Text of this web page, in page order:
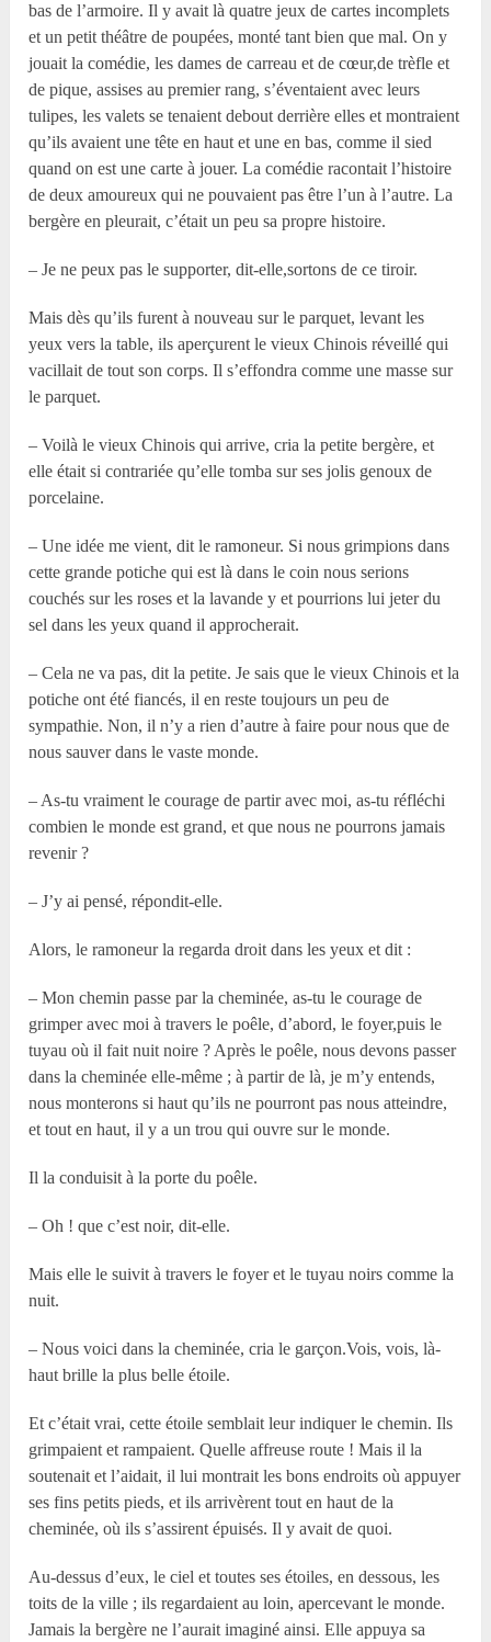
bas de l’armoire. Il y avait là quatre jeux de cartes incomplets
et un petit théâtre de poupées, monté tant bien que mal. On y
jouait la comédie, les dames de carreau et de cœur,de trèfle et
de pique, assises au premier rang, s’éventaient avec leurs
tulipes, les valets se tenaient debout derrière elles et montraient
qu’ils avaient une tête en haut et une en bas, comme il sied
quand on est une carte à jouer. La comédie racontait l’histoire
de deux amoureux qui ne pouvaient pas être l’un à l’autre. La
bergère en pleurait, c’était un peu sa propre histoire.
– Je ne peux pas le supporter, dit-elle,sortons de ce tiroir.
Mais dès qu’ils furent à nouveau sur le parquet, levant les
yeux vers la table, ils aperçurent le vieux Chinois réveillé qui
vacillait de tout son corps. Il s’effondra comme une masse sur
le parquet.
– Voilà le vieux Chinois qui arrive, cria la petite bergère, et
elle était si contrariée qu’elle tomba sur ses jolis genoux de
porcelaine.
– Une idée me vient, dit le ramoneur. Si nous grimpions dans
cette grande potiche qui est là dans le coin nous serions
couchés sur les roses et la lavande y et pourrions lui jeter du
sel dans les yeux quand il approcherait.
– Cela ne va pas, dit la petite. Je sais que le vieux Chinois et la
potiche ont été fiancés, il en reste toujours un peu de
sympathie. Non, il n’y a rien d’autre à faire pour nous que de
nous sauver dans le vaste monde.
– As-tu vraiment le courage de partir avec moi, as-tu réfléchi
combien le monde est grand, et que nous ne pourrons jamais
revenir ?
– J’y ai pensé, répondit-elle.
Alors, le ramoneur la regarda droit dans les yeux et dit :
– Mon chemin passe par la cheminée, as-tu le courage de
grimper avec moi à travers le poêle, d’abord, le foyer,puis le
tuyau où il fait nuit noire ? Après le poêle, nous devons passer
dans la cheminée elle-même ; à partir de là, je m’y entends,
nous monterons si haut qu’ils ne pourront pas nous atteindre,
et tout en haut, il y a un trou qui ouvre sur le monde.
Il la conduisit à la porte du poêle.
– Oh ! que c’est noir, dit-elle.
Mais elle le suivit à travers le foyer et le tuyau noirs comme la
nuit.
– Nous voici dans la cheminée, cria le garçon.Vois, vois, là-
haut brille la plus belle étoile.
Et c’était vrai, cette étoile semblait leur indiquer le chemin. Ils
grimpaient et rampaient. Quelle affreuse route ! Mais il la
soutenait et l’aidait, il lui montrait les bons endroits où appuyer
ses fins petits pieds, et ils arrivèrent tout en haut de la
cheminée, où ils s’assirent épuisés. Il y avait de quoi.
Au-dessus d’eux, le ciel et toutes ses étoiles, en dessous, les
toits de la ville ; ils regardaient au loin, apercevant le monde.
Jamais la bergère ne l’aurait imaginé ainsi. Elle appuya sa